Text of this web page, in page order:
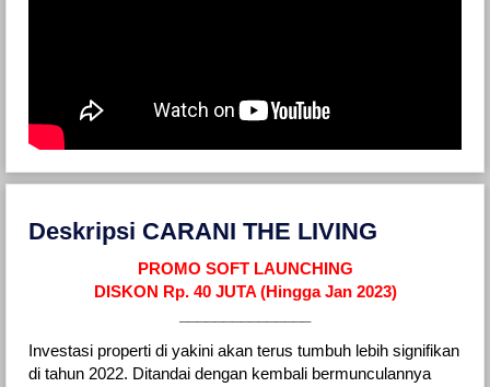
Deskripsi CARANI THE LIVING
PROMO SOFT LAUNCHING
DISKON Rp. 40 JUTA (Hingga Jan 2023)
Investasi properti di yakini akan terus tumbuh lebih signifikan
di tahun 2022. Ditandai dengan kembali bermunculannya